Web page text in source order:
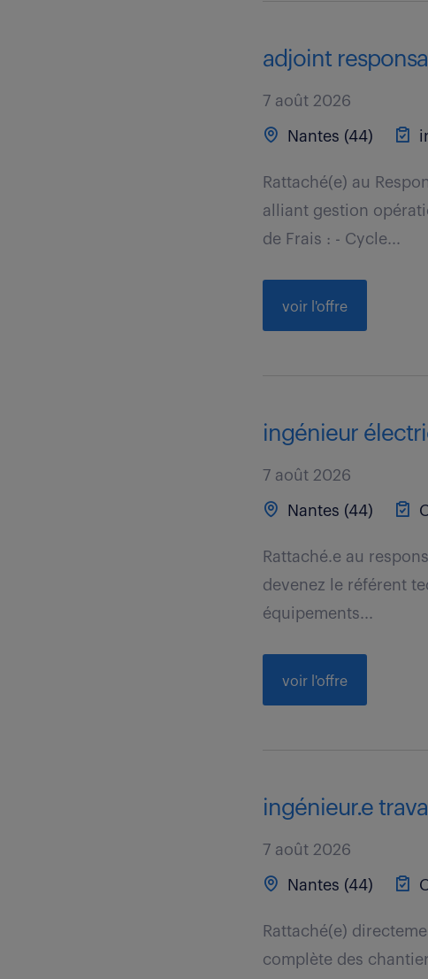
adjoint
7 août 2026
Nantes (44)
Rattaché(e) au
alliant gestion
de Frais : - Cycle...
voir l'offre
ingénieur
7 août 2026
Nantes (44)
Rattaché.e au
devenez le référent
équipements...
voir l'offre
ingénieur.e
7 août 2026
Nantes (44)
Rattaché(e)
complète des